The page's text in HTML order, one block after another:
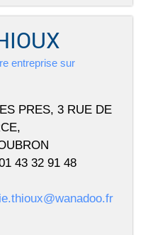
entreprise sur
PRES, 3 RUE DE
43 32 91 48